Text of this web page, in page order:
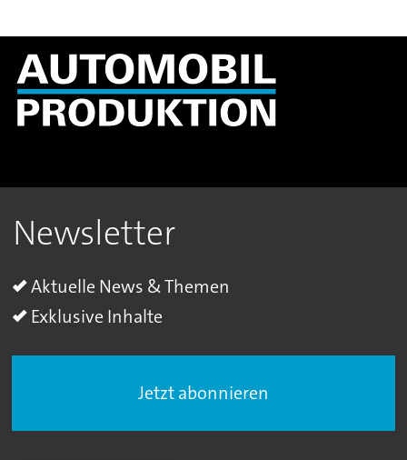
Newsletter
Aktuelle News & Themen
Exklusive Inhalte
Jetzt abonnieren